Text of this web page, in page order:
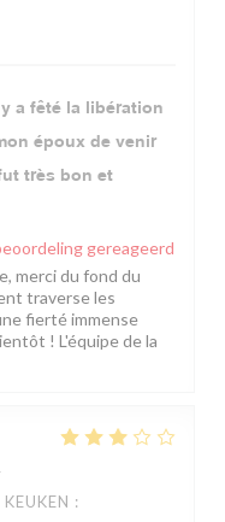
a fêté la libération
époux de venir
très bon et
gereageerd
merci du fond du
traverse les
fierté immense
! L'équipe de la
KEUKEN :